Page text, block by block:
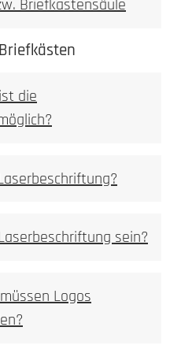
verwenden
Briefkastensäule
die
sein?
Logos